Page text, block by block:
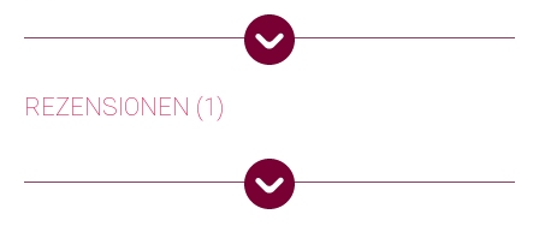
Alle sieben Parfums kompakt vereint. Ideal, um deinen Favoriten zu finden
Produktion: Schweiz
Beauty,
REZENSIONEN (1)
(Verifizierter Käufer)